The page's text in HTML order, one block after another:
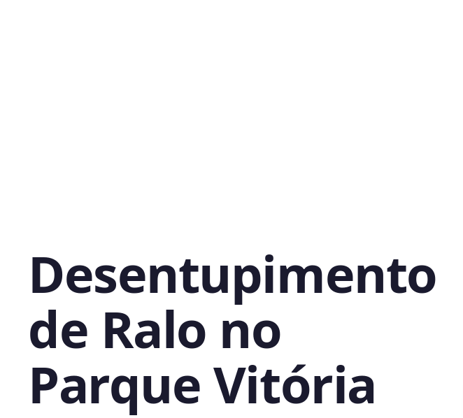
Desentupimento
de Ralo no
Parque Vitória